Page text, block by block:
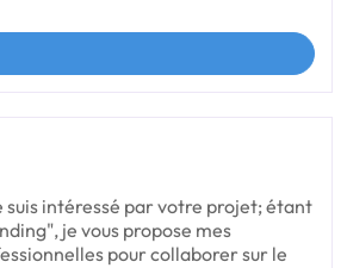
suis intéressé par votre projet; étant
je vous propose mes
pour collaborer sur le